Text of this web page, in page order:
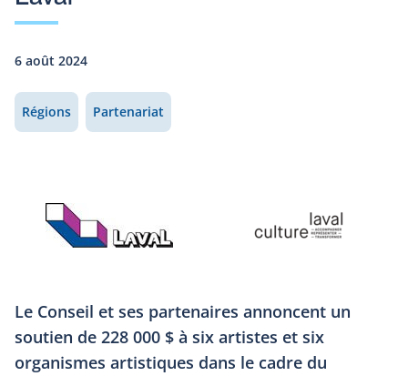
6 août 2024
Régions Partenariat
Le Conseil et ses partenaires annoncent un
soutien de 228 000 $ à six artistes et six
organismes artistiques dans le cadre du